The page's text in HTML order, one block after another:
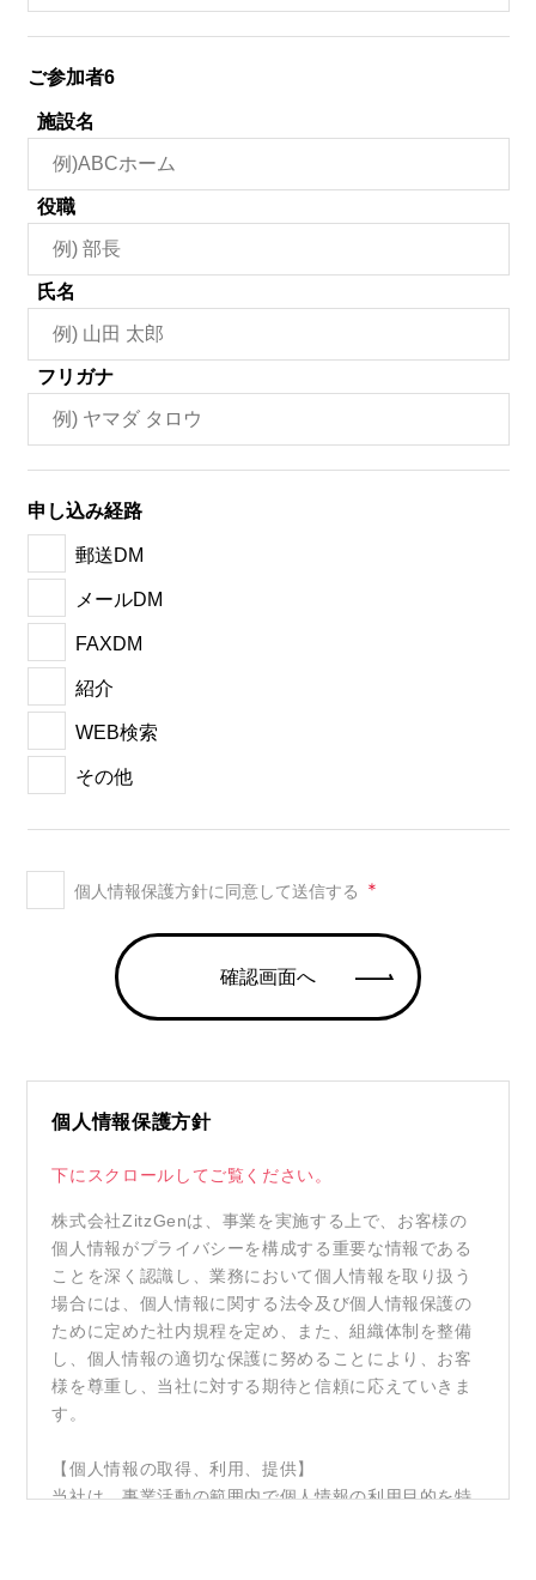
ご参加者6
施設名
役職
氏名
フリガナ
申し込み経路
郵送DM
メールDM
FAXDM
紹介
WEB検索
その他
個人情報保護方針に同意して送信する ＊
個人情報保護方針
下にスクロールしてご覧ください。
株式会社ZitzGenは、事業を実施する上で、お客様の
個人情報がプライバシーを構成する重要な情報である
ことを深く認識し、業務において個人情報を取り扱う
場合には、個人情報に関する法令及び個人情報保護の
ために定めた社内規程を定め、また、組織体制を整備
し、個人情報の適切な保護に努めることにより、お客
様を尊重し、当社に対する期待と信頼に応えていきま
す。
【個人情報の取得、利用、提供】
当社は、事業活動の範囲内で個人情報の利用目的を特